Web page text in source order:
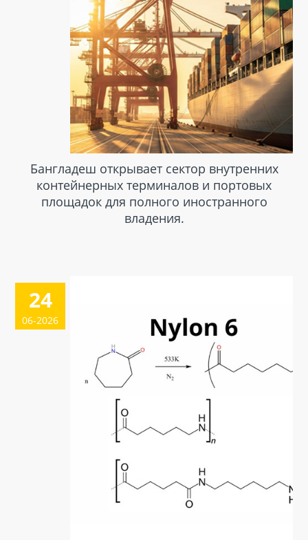
Бангладеш открывает сектор внутренних
контейнерных терминалов и портовых
площадок для полного иностранного
владения.
24
06-2026